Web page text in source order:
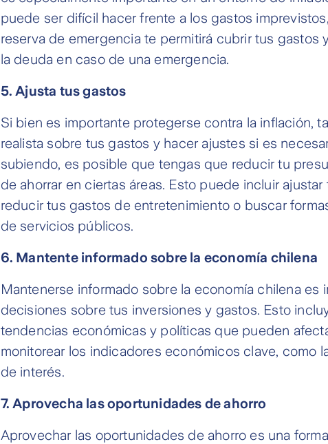
puede ser difícil hacer frente a los gastos
reserva de emergencia te permitirá cubrir tus gastos
la deuda en caso de una emergencia.
5. Ajusta tus gastos
Si bien es importante protegerse contra la inflación,
realista sobre tus gastos y hacer ajustes si es
subiendo, es posible que tengas que reducir tu
de ahorrar en ciertas áreas. Esto puede incluir
reducir tus gastos de entretenimiento o buscar
de servicios públicos.
6. Mantente informado sobre la economía chilena
Mantenerse informado sobre la economía chilena es
decisiones sobre tus inversiones y gastos. Esto
tendencias económicas y políticas que pueden
monitorear los indicadores económicos clave, como
de interés.
7. Aprovecha las oportunidades de ahorro
Aprovechar las oportunidades de ahorro es una